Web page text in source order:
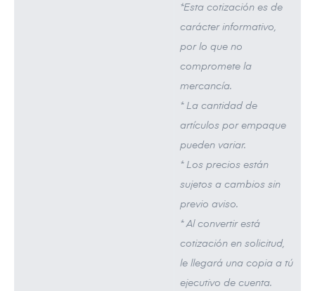
*Esta cotización es de
carácter informativo,
por lo que no
compromete la
mercancía.
* La cantidad de
artículos por empaque
pueden variar.
* Los precios están
sujetos a cambios sin
previo aviso.
* Al convertir está
cotización en solicitud,
le llegará una copia a tú
ejecutivo de cuenta.